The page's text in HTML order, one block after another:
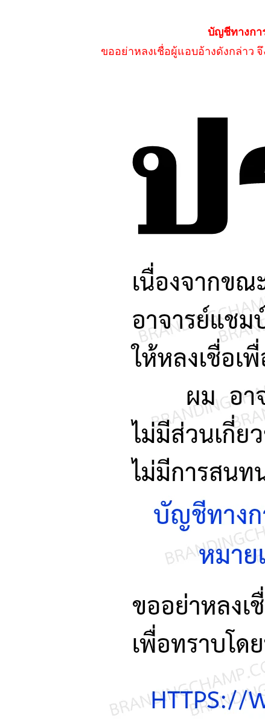
บัญชีทางกา
ขออย่าหลงเชื่อผู้แอบอ้างดังกล่าว